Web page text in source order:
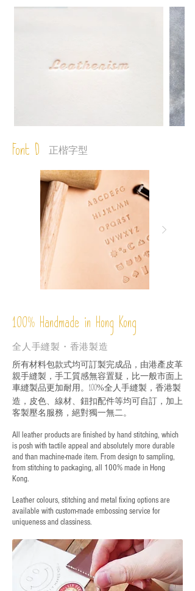
Font D 正楷字型
100% Handmade in Hong Kong
全人手縫製・香港製造
所有材料包款式均可訂製完成品，由港產皮革
親手縫製，手工質感無容置疑，比一般市面上
車縫製品更加耐用。 100%全人手縫製，香港製
造，皮色、線材、鈕扣配件等均可自訂，加上
客製壓名服務，絕對獨一無二。
All leather products are finished by hand stitching, which
is posh with tactile appeal and absolutely more durable
and than machine-made item. From design to sampling,
from stitching to packaging, all 100% made in Hong
Kong.
Leather colours, stitching and metal fixing options are
available with custom-made embossing service for
uniqueness and classiness.